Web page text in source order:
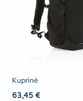
Kuprinė
63,45 €